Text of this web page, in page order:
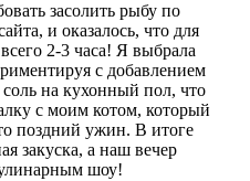
засолить рыбу по
и оказалось, что для
2-3 часа! Я выбрала
с добавлением
на кухонный пол, что
с моим котом, который
поздний ужин. В итоге
закуска, а наш вечер
шоу!